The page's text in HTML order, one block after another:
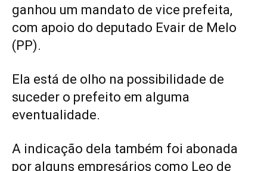
ganhou um mandato de vice prefeita,
com apoio do deputado Evair de Melo
(PP).
Ela está de olho na possibilidade de
suceder o prefeito em alguma
eventualidade.
A indicação dela também foi abonada
por alguns empresários como Leo de